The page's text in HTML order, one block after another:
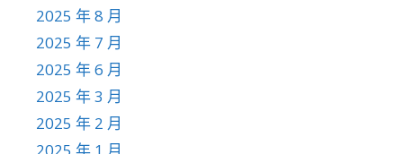
2025 年 8 月
2025 年 7 月
2025 年 6 月
2025 年 3 月
2025 年 2 月
2025 年 1 月